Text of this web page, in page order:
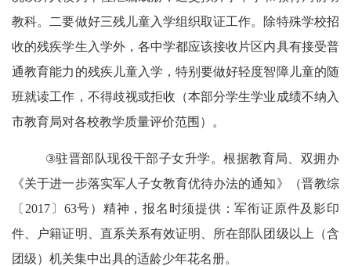
教科。二要做好三残儿童入学组织取证工作。除特殊学校招
收的残疾学生入学外，各中学都应该接收片区内具有接受普
通教育能力的残疾儿童入学，特别要做好轻度智障儿童的随
班就读工作，不得歧视或拒收（本部分学生学业成绩不纳入
市教育局对各校教学质量评价范围）。
③驻晋部队现役干部子女升学。根据教育局、双拥办
《关于进一步落实军人子女教育优待办法的通知》（晋教综
〔 2017〕 63号）精神，报名时须提供：军衔证原件及影印
件、户籍证明、直系关系有效证明、所在部队团级以上（含
团级）机关集中出具的适龄少年花名册。